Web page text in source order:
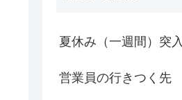
夏休み（一週間）突入
営業員の行きつく先